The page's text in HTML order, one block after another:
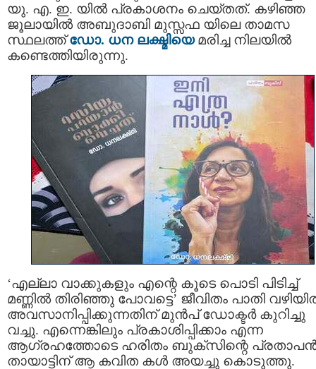
യു. എ. ഇ. യിൽ പ്രകാശനം ചെയ്തത്. കഴിഞ്ഞ
ജൂലായിൽ അബുദാബി മുസ്സഫ യിലെ താമസ
സ്ഥലത്ത്ഡോ. ധന ലക്ഷ്മിയെമരിച്ച നിലയിൽ
കണ്ടെത്തിയിരുന്നു.
‘എല്ലാ വാക്കുകളും എന്റെ കൂടെ പൊടി പിടിച്ച്
മണ്ണിൽ തിരിഞ്ഞു പോവട്ടെ’ ജീവിതം പാതി
അവസാനിപ്പിക്കുന്നതിന് മുൻപ് ഡോക്ടർ കുറിച്ചു
വച്ചു. എന്നെങ്കിലും പ്രകാശിപ്പിക്കാം എന്ന
ആഗ്രഹത്തോടെ ഹരിതം ബുക്സിന്റെ
തായാട്ടിന് ആ കവിത കൾ അയച്ചു കൊടുത്തു.